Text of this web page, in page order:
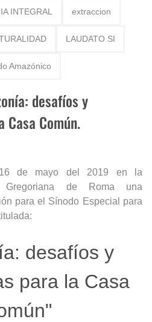
INTEGRAL extraccion
LAUDATO SI
Amazónico
desafíos y
Común.
de mayo del 2019 en la
Gregoriana de Roma una
para el Sínodo Especial para
desafíos y
para la Casa